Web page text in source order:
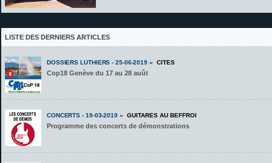
LISTE DES DERNIERS ARTICLES
DOSSIERS LUTHIERS - 25-06-2019 » CITES
Cop18 Genève du 17 au 28 auût
CONCERTS - 19-03-2019 » GUITARES AU BEFFROI
Programme des concerts de démonstrations